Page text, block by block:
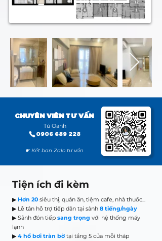
CHUYÊN VIÊN TƯ VẤN
Tú Oanh
0906 689 228
☛ Kết bạn Zalo tư vấn
Tiện ích đi kèm
▶ Hơn 20 siêu thị, quán ăn, tiệm cafe, nhà thuốc...
▶ Lễ tân hỗ trợ tiếp dân tại sảnh 8 tiếng/ngày
▶ Sảnh đón tiếp sang trọng với hệ thống máy
lạnh
▶ 4 hồ bơi tràn bờ tại tầng 5 của mỗi tháp